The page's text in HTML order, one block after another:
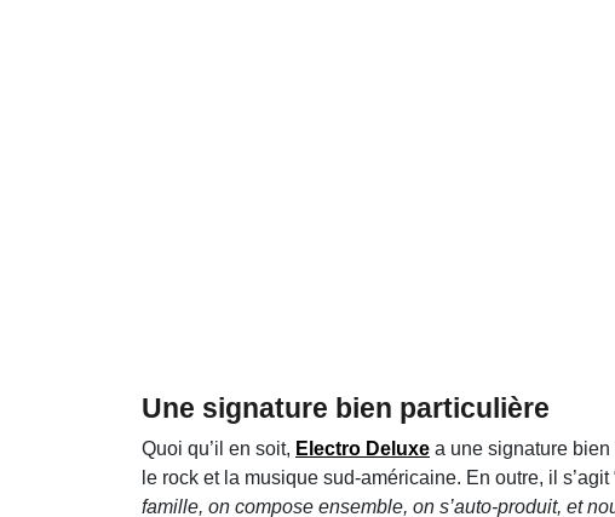
Une signature bien particulière
Quoi qu’il en soit, Electro Deluxe a une signature
le rock et la musique sud-américaine. En outre, il s’agit
famille, on compose ensemble, on s’auto-produit, et